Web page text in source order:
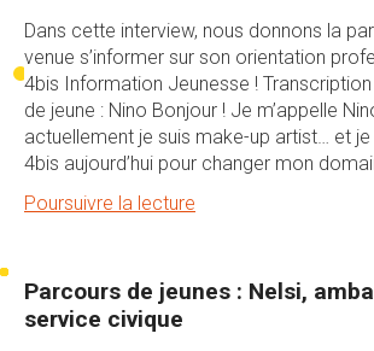
Dans cette interview, nous donnons la
venue s’informer sur son orientation
4bis Information Jeunesse !
de jeune : Nino Bonjour ! Je m’appelle
actuellement je suis make-up artist… et
4bis aujourd’hui pour changer mon
Poursuivre la lecture
Parcours de jeunes : Nelsi,
service civique